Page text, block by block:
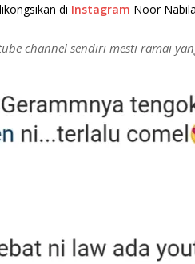
di Instagram Noor
channel sendiri mesti ramai